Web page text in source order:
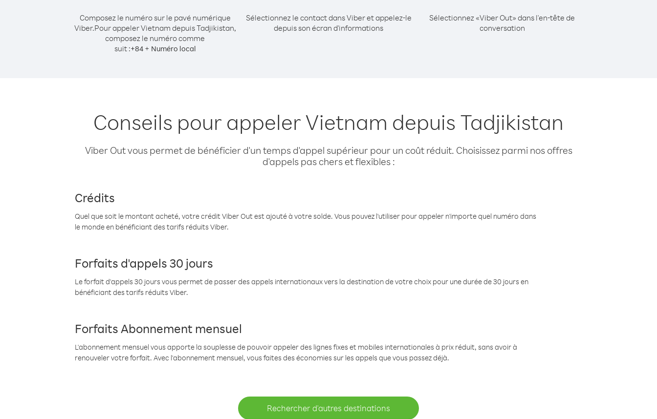
Composez le numéro sur le pavé numérique
Viber.Pour appeler Vietnam depuis Tadjikistan,
composez le numéro comme
suit :+84+ Numéro local
Sélectionnez le contact dans Viber et appelez-le
depuis son écran d'informations
Sélectionnez «Viber Out» dans l'en-tête de
conversation
Conseils pour appeler Vietnam depuis Tadjikistan
Viber Out vous permet de bénéficier d'un temps d'appel supérieur pour un coût réduit. Choisissez parmi nos offres
d'appels pas chers et flexibles :
Crédits
Quel que soit le montant acheté, votre crédit Viber Out est ajouté à votre solde. Vous pouvez l'utiliser pour appeler n'importe quel numéro dans
le monde en bénéficiant des tarifs réduits Viber.
Forfaits d'appels 30 jours
Le forfait d'appels 30 jours vous permet de passer des appels internationaux vers la destination de votre choix pour une durée de 30 jours en
bénéficiant des tarifs réduits Viber.
Forfaits Abonnement mensuel
L'abonnement mensuel vous apporte la souplesse de pouvoir appeler des lignes fixes et mobiles internationales à prix réduit, sans avoir à
renouveler votre forfait. Avec l'abonnement mensuel, vous faites des économies sur les appels que vous passez déjà.
Rechercher d'autres destinations